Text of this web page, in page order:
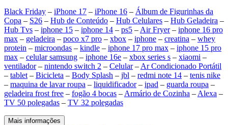
Black Friday – iPhone 17 – iPhone 16 – Álbum de Figurinhas da
Copa – S26 – Hub de Conteúdo – Hub Celulares – Hub Geladeira –
Hub Tvs – iphone 15 – iphone 14 – ps5 – Air Fryer– iphone 16 pro
max – geladeira – poco x7 pro – xbox – iphone – creatina – whey
protein – microondas – kindle – iphone 17 pro max – iphone 15 pro
max – celular samsung – iphone 16e – xbox series s – xiaomi –
ventilador– nintendo switch 2 – Celular– Ar Condicionado Portátil
– tablet – Bicicleta – Body Splash – jbl – redmi note 14 – tenis nike
– maquina de lavar roupa – liquidificador– ipad – guarda roupa –
geladeira frost free – fogão 4 bocas – Armário de Cozinha – Alexa –
TV 50 polegadas – TV 32 polegadas
Mais informações